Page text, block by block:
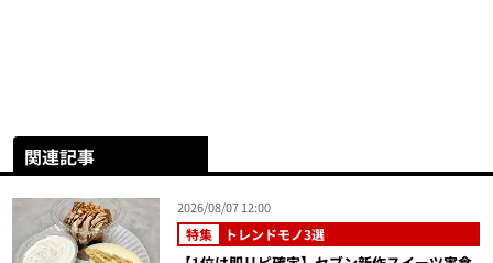
関連記事
2026/08/07 12:00
特集 トレンドモノ3選